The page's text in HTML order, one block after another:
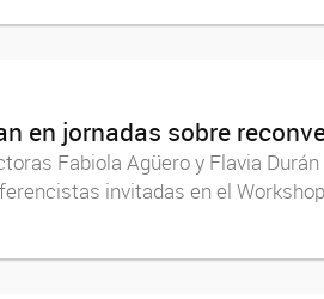
en jornadas sobre
Fabiola Agüero y Flavia
invitadas en el